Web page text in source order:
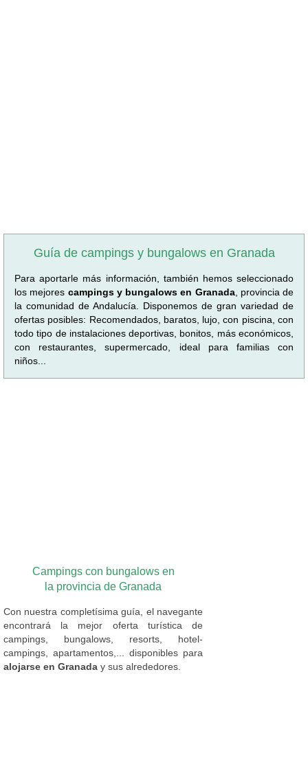
Guía de campings y bungalows en Granada
Para aportarle más información, también hemos seleccionado
los mejores campings y bungalows en Granada, provincia de
la comunidad de Andalucía. Disponemos de gran variedad de
ofertas posibles: Recomendados, baratos, lujo, con piscina, con
todo tipo de instalaciones deportivas, bonitos, más económicos,
con restaurantes, supermercado, ideal para familias con
niños...
Campings con bungalows en
la provincia de Granada
Con nuestra completísima guía, el navegante
encontrará la mejor oferta turística de
campings, bungalows, resorts, hotel-
campings, apartamentos,... disponibles para
alojarse en Granada y sus alrededores.